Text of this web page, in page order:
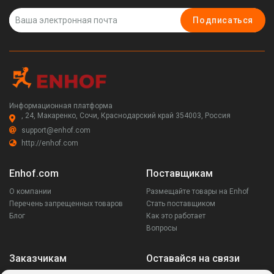
Подписаться
Информационная платформа
, 24, Макаренко, Сочи, Краснодарский край 354003, Россия
support@enhof.com
http://enhof.com
Enhof.com
О компании
Перечень запрещенных товаров
Блог
Поставщикам
Размещайте товары на Enhof
Стать поставщиком
Как это работает
Вопросы
Заказчикам Оставайся на связи